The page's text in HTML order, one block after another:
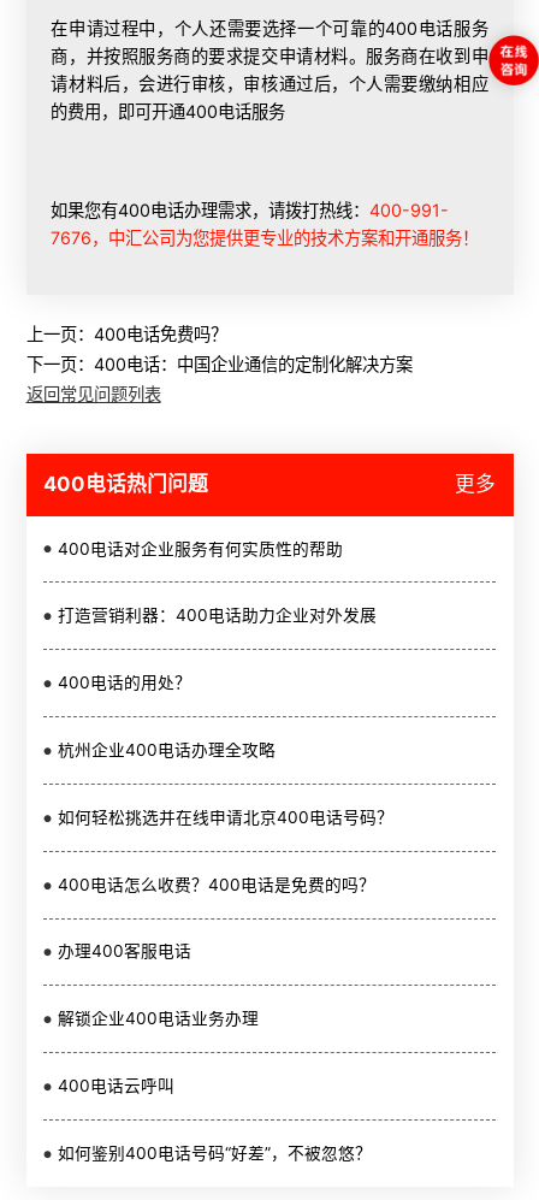
在申请过程中，个人还需要选择一个可靠的400电话服务
商，并按照服务商的要求提交申请材料。服务商在收到申
请材料后，会进行审核，审核通过后，个人需要缴纳相应
的费用，即可开通400电话服务
如果您有400电话办理需求，请拨打热线：400-991-
7676，中汇公司为您提供更专业的技术方案和开通服务！
上一页： 400电话免费吗？
下一页： 400电话：中国企业通信的定制化解决方案
返回常见问题列表
400电话热门问题 更多
400电话对企业服务有何实质性的帮助
打造营销利器：400电话助力企业对外发展
400电话的用处？
杭州企业400电话办理全攻略
如何轻松挑选并在线申请北京400电话号码？
400电话怎么收费？400电话是免费的吗？
办理400客服电话
解锁企业400电话业务办理
400电话云呼叫
如何鉴别400电话号码“好差”，不被忽悠？